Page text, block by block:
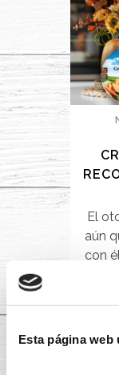
Esta página web
El
aún
con